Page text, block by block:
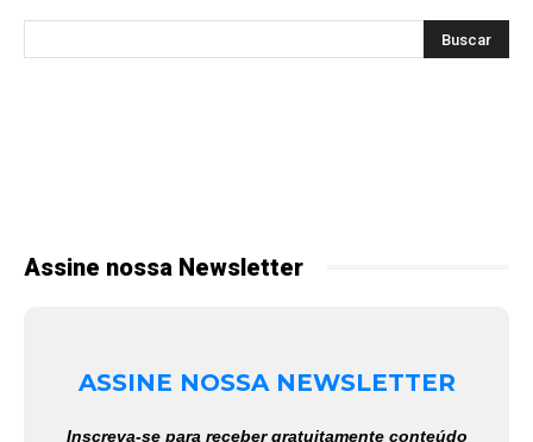
Assine nossa Newsletter
ASSINE NOSSA NEWSLETTER
Inscreva-se para receber gratuitamente conteúdo